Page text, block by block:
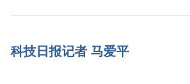
科技日报记者 马爱平